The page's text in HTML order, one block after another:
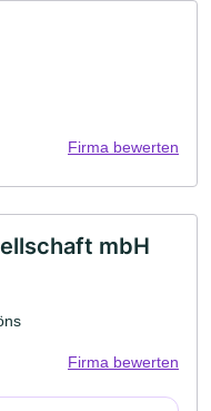
Firma bewerten
mbH
Firma bewerten